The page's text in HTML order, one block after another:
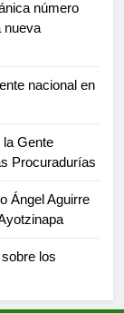
número
nueva
nacional en
Gente
Procuradurías
Ángel Aguirre
los